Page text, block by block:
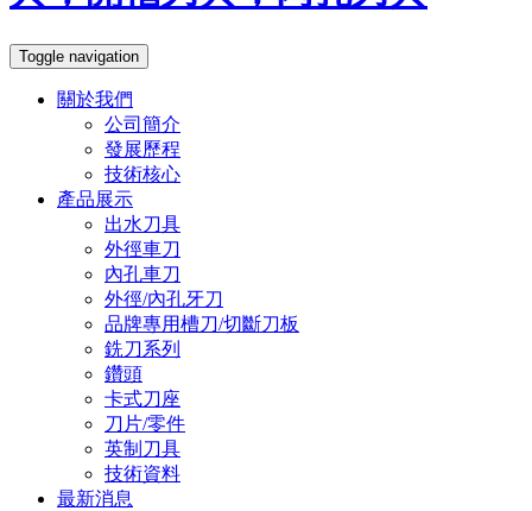
Toggle navigation
關於我們
公司簡介
發展歷程
技術核心
產品展示
出水刀具
外徑車刀
內孔車刀
外徑/內孔牙刀
品牌專用槽刀/切斷刀板
銑刀系列
鑽頭
卡式刀座
刀片/零件
英制刀具
技術資料
最新消息